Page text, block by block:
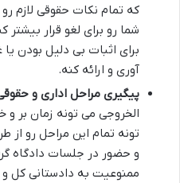
که تمام نکات حقوقی
شما رو برای لغو قرار بیشتر
برای اثبات بی دلیل بودن
آوری و ارائه کنه.
پیگیری مراحل اداری و
الخروجی می تونه زمان بر
تونه تمام این مراحل رو از
و حضور در جلسات دادگاه
ممنوعیت به دادستانی کل